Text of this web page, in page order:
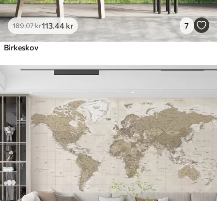
189.07kr113 .44 kr 7
Birkeskov